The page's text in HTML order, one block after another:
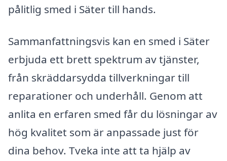
pålitlig smed i Säter till hands.
Sammanfattningsvis kan en smed i Säter
erbjuda ett brett spektrum av tjänster,
från skräddarsydda tillverkningar till
reparationer och underhåll. Genom att
anlita en erfaren smed får du lösningar av
hög kvalitet som är anpassade just för
dina behov. Tveka inte att ta hjälp av